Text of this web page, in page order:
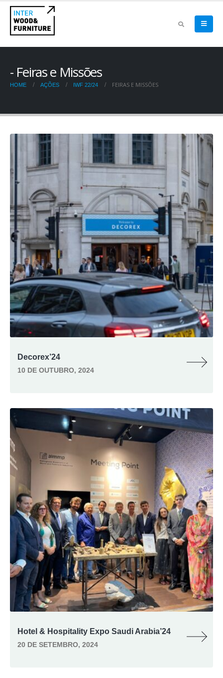
Feiras e Missões
HOME AÇÕES IWF 22/24 FEIRAS E MISSÕES
Decorex’24
10 DE OUTUBRO, 2024
Hotel & Hospitality Expo Saudi Arabia’24
20 DE SETEMBRO, 2024